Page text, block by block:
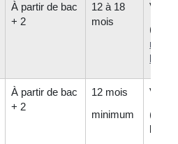
À partir de bac
+ 2
12 à 18
mois
(au
légal
À partir de bac
+ 2
12 mois
minimum
(+